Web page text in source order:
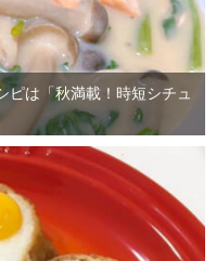
ピは「秋満載！時短シチュ